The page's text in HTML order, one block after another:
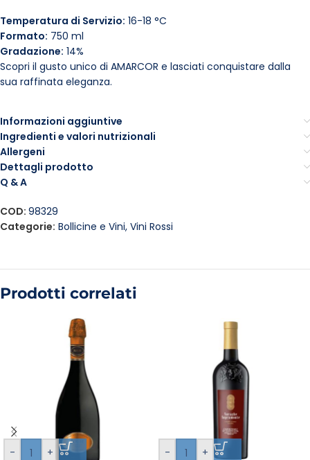
Temperatura di Servizio: 16-18 °C
Formato: 750 ml
Gradazione: 14%
Scopri il gusto unico di AMARCOR e lasciati conquistare dalla
sua raffinata eleganza.
Informazioni aggiuntive
Ingredienti e valori nutrizionali
Allergeni
Dettagli prodotto
Q & A
COD: 98329
Categorie: Bollicine e Vini, Vini Rossi
Prodotti correlati
- + - +